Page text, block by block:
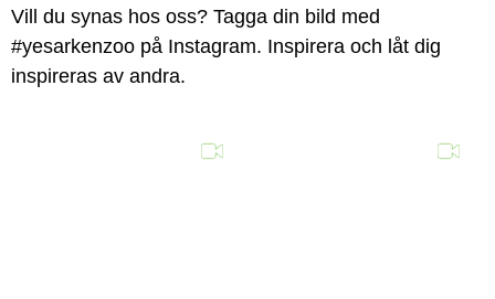
Vill du synas hos oss? Tagga din bild med
#yesarkenzoo på Instagram. Inspirera och låt dig
inspireras av andra.